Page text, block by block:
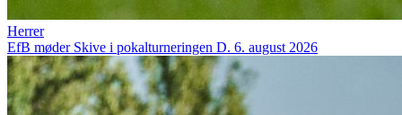
Herrer
EfB møder Skive i pokalturneringen D. 6. august 2026